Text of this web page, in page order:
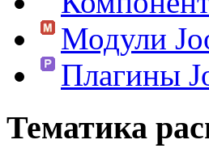
Модули
Плагины
Тематика